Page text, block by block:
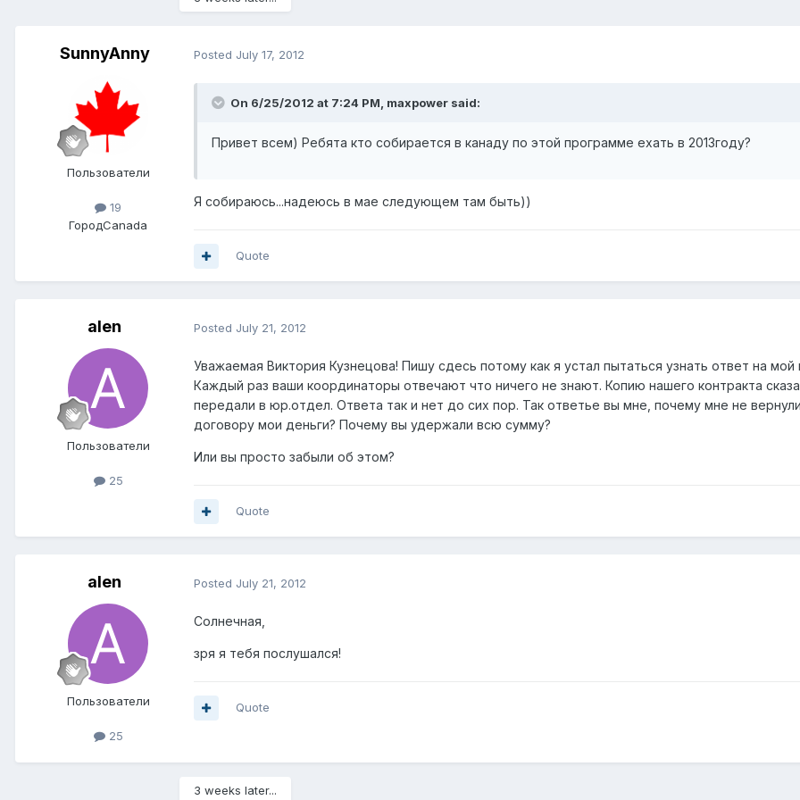
SunnyAnny
Пользователи
19
ГородCanada
Posted July 17, 2012
On 6/25/2012 at 7:24 PM, maxpower said:
Привет всем) Ребята кто собирается в канаду по этой программе ехать в 2013году?
Я собираюсь...надеюсь в мае следующем там быть))
Quote
alen
Пользователи
25
Posted July 21, 2012
Уважаемая Виктория Кузнецова! Пишу сдесь потому как я устал пытаться узнать ответ на мой
Каждый раз ваши координаторы отвечают что ничего не знают. Копию нашего контракта
передали в юр.отдел. Ответа так и нет до сих пор. Так ответье вы мне, почему мне не
договору мои деньги? Почему вы удержали всю сумму?
Или вы просто забыли об этом?
Quote
alen
Пользователи
25
Posted July 21, 2012
Солнечная,
зря я тебя послушался!
Quote
3 weeks later...